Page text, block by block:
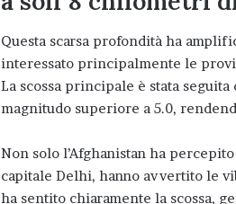
Questa scarsa profondità ha
interessato principalmente le
La scossa principale è stata
magnitudo superiore a 5.0,
Non solo l’Afghanistan ha
capitale Delhi, hanno avvertito le
ha sentito chiaramente la scossa,